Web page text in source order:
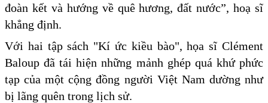
đoàn kết và hướng về quê hương, đất nước”, hoạ sĩ
khẳng định.
Với hai tập sách "Kí ức kiều bào", họa sĩ Clément
Baloup đã tái hiện những mảnh ghép quá khứ phức
tạp của một cộng đồng người Việt Nam dường như
bị lãng quên trong lịch sử.